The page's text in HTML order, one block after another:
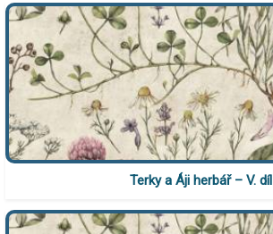
Terky a Áji herbář – V. díl